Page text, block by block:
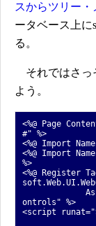
スからツリー・
ータベース上に
る。
それではさっ
よう。
<%@ Page
#" %>
<%@ Import
<%@ Import
%>
<%@ Register
ontrols" %>
<script